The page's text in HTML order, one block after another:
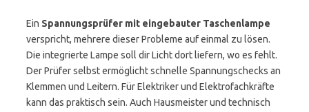
Ein Spannungsprüfer mit eingebauter Taschenlampe
verspricht, mehrere dieser Probleme auf einmal zu lösen.
Die integrierte Lampe soll dir Licht dort liefern, wo es fehlt.
Der Prüfer selbst ermöglicht schnelle Spannungschecks an
Klemmen und Leitern. Für Elektriker und Elektrofachkräfte
kann das praktisch sein. Auch Hausmeister und technisch